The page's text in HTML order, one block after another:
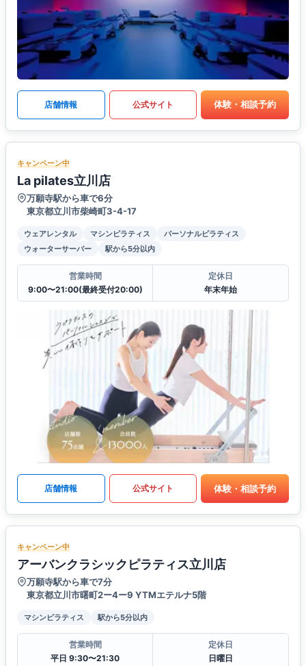
店舗情報 公式サイト 体験・相談予約
キャンペーン中
La pilates立川店
万願寺駅から車で6分
東京都立川市柴崎町3-4-17
ウェアレンタル マシンピラティス
パーソナルピラティス
ウォーターサーバー
駅から5分以内
営業時間
9:00〜21:00(最終受付20:00)
定休日
年末年始
店舗情報 公式サイト 体験・相談予約
キャンペーン中
アーバンクラシックピラティス立川店
万願寺駅から車で7分
東京都立川市曙町2ー4ー9 YTMエテルナ5階
マシンピラティス 駅から5分以内
営業時間
平日 9:30〜21:30
定休日
日曜日